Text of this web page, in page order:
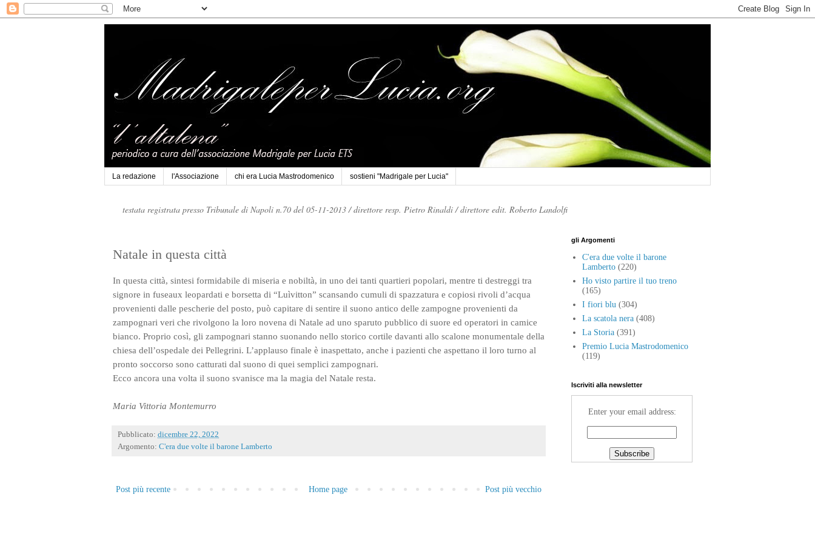
La redazione l'Associazione chi era Lucia Mastrodomenico sostieni "Madrigale per Lucia"
testata registrata presso Tribunale di Napoli n.70 del 05-11-2013 /direttore resp. Pietro Rinaldi /direttore edit. Roberto Landolfi
Natale in questa città
In questa città, sintesi formidabile di miseria e nobiltà, in uno dei tanti quartieri popolari, mentre ti destreggi tra
signore in fuseaux leopardati e borsetta di “Luìvitton” scansando cumuli di spazzatura e copiosi rivoli d’acqua
provenienti dalle pescherie del posto, può capitare di sentire il suono antico delle zampogne provenienti da
zampognari veri che rivolgono la loro novena di Natale ad uno sparuto pubblico di suore ed operatori in camice
bianco. Proprio così, gli zampognari stanno suonando nello storico cortile davanti allo scalone monumentale della
chiesa dell’ospedale dei Pellegrini. L’applauso finale è inaspettato, anche i pazienti che aspettano il loro turno al
pronto soccorso sono catturati dal suono di quei semplici zampognari.
Ecco ancora una volta il suono svanisce ma la magia del Natale resta.
Maria Vittoria Montemurro
Pubblicato: dicembre 22, 2022
Argomento: C'era due volte il barone Lamberto
Post più recente Post più vecchio
Home page
gli Argomenti
C'era due volte il barone
Lamberto (220)
Ho visto partire il tuo treno
(165)
I fiori blu (304)
La scatola nera (408)
La Storia (391)
Premio Lucia Mastrodomenico
(119)
Iscriviti alla newsletter
Enter your email address: